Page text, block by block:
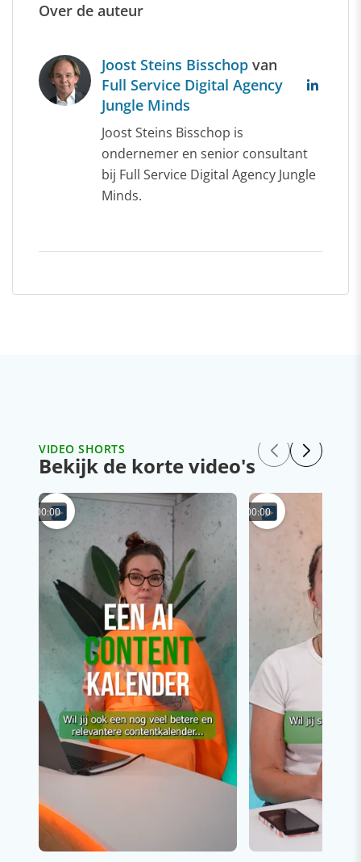
Over de auteur
Joost Steins Bisschop van
Full Service Digital Agency
Jungle Minds
Joost Steins Bisschop is
ondernemer en senior consultant
bij Full Service Digital Agency Jungle
Minds.
VIDEO SHORTS
Bekijk de korte video's
00:00 00:00